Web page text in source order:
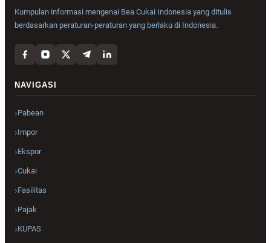
Kumpulan informasi mengenai Bea Cukai Indonesia yang ditulis
berdasarkan peraturan-peraturan yang berlaku di Indonesia.
NAVIGASI
Pabean
Impor
Ekspor
Cukai
Fasilitas
Pajak
KUPAS